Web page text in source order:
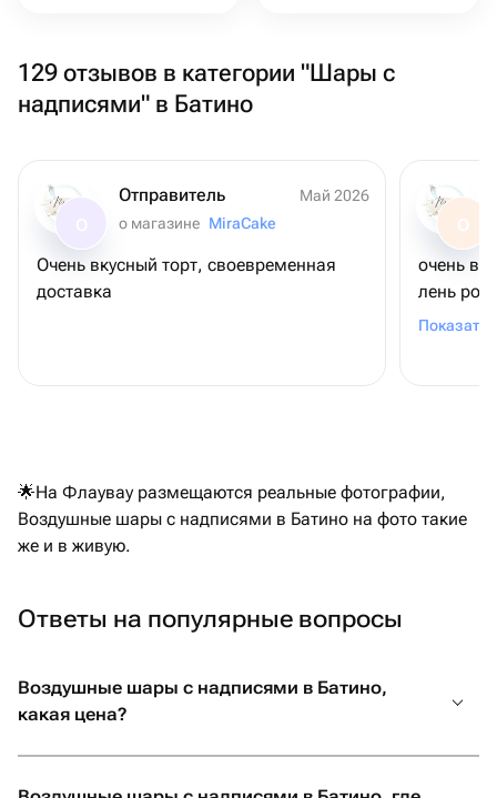
129 отзывов в категории "Шары с
надписями" в Батино
Отправитель
Май 2026
о магазине MiraCake
Очень вкусный торт, своевременная
доставка
О
очень
лень
общении
на
Показать
🌟На Флаувау размещаются реальные фотографии,
Воздушные шары с надписями в Батино на фото такие
же и в живую.
Ответы на популярные вопросы
Воздушные шары с надписями в Батино,
какая цена?